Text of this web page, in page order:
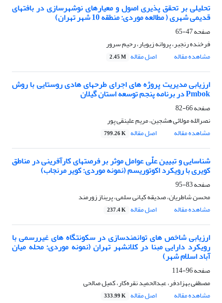
تحلیلی بر تحقق پذیری اصول و معیارهای نوشهرسازی در بافتهای
قدیمی شهری ( مطالعه موردی: منطقه 10 شهر تهران)
صفحه47-65
فرخنده رنجبر، پروانه زیویار، رحیم سرور
مشاهده مقاله
اصل مقاله 2.45 M
ارزیابی مدیریت پروژه های اجرای طرحهای هادی روستایی با روش
Pmbok در برنامه پنجم توسعه استان گیلان
صفحه66-82
نصرالله مولائی هشجین، مریم علینقی پور
مشاهده مقاله
اصل مقاله 799.26 K
شناسایی و تبیین علّی عوامل موثر بر فرصتهای کارآفرینی در مناطق
کویری با رویکرد اکوتوریسم (نمونه موردی: کویر مرنجاب)
صفحه83-95
محسن شاطریان، صدیقه کیانی سلمی، پریناز زورمند
مشاهده مقاله
اصل مقاله 237.4 K
ارزیابی شاخص های توانمندسازی در سکونتگاه های غیررسمی با
رویکرد دارایی مبنا در کلانشهر تهران (نمونه موردی: محله میان
آباد اسلام شهر)
صفحه96-114
مصطفی بهزادفر، عبدالحمید نقره‌کار، کمیل صالحی
مشاهده مقاله
اصل مقاله 333.99 K